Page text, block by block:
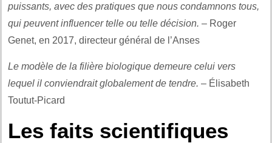
puissants, avec des pratiques que nous condamnons tous,
qui peuvent influencer telle ou telle décision. – Roger
Genet, en 2017, directeur général de l’Anses
Le modèle de la filière biologique demeure celui vers
lequel il conviendrait globalement de tendre. – Élisabeth
Toutut-Picard
Les faits scientifiques